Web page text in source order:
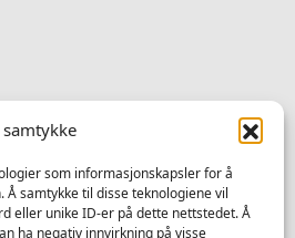
som informasjonskapsler for å
samtykke til disse teknologiene vil
eller unike ID-er på dette nettstedet. Å
ha negativ innvirkning på visse